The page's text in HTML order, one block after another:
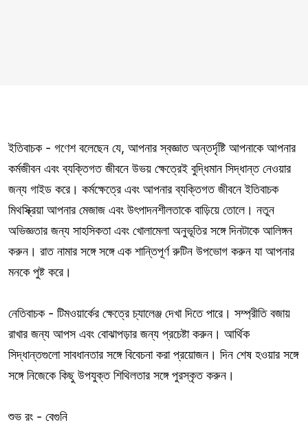
ইতিবাচক - গণেশ বলেছেন যে, আপনার স্বজ্ঞাত অন্তর্দৃষ্টি আপনাকে আপনার
কর্মজীবন এবং ব্যক্তিগত জীবনে উভয় ক্ষেত্রেই বুদ্ধিমান সিদ্ধান্ত নেওয়ার
জন্য গাইড করে। কর্মক্ষেত্রে এবং আপনার ব্যক্তিগত জীবনে ইতিবাচক
মিথস্ক্রিয়া আপনার মেজাজ এবং উৎপাদনশীলতাকে বাড়িয়ে তোলে। নতুন
অভিজ্ঞতার জন্য সাহসিকতা এবং খোলামেলা অনুভূতির সঙ্গে দিনটাকে আলিঙ্গন
করুন। রাত নামার সঙ্গে সঙ্গে এক শান্তিপূর্ণ রুটিন উপভোগ করুন যা আপনার
মনকে পুষ্ট করে।
নেতিবাচক - টিমওয়ার্কের ক্ষেত্রে চ্যালেঞ্জ দেখা দিতে পারে। সম্প্রীতি বজায়
রাখার জন্য আপস এবং বোঝাপড়ার জন্য প্রচেষ্টা করুন। আর্থিক
সিদ্ধান্তগুলো সাবধানতার সঙ্গে বিবেচনা করা প্রয়োজন। দিন শেষ হওয়ার সঙ্গে
সঙ্গে নিজেকে কিছু উপযুক্ত শিথিলতার সঙ্গে পুরস্কৃত করুন।
শুভ রং - বেগুনি